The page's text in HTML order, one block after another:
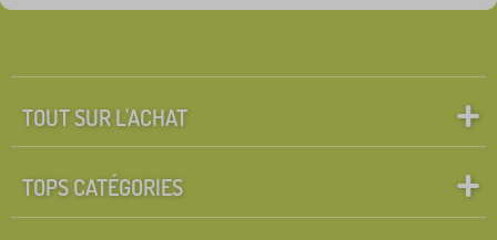
TOUT SUR L'ACHAT
TOPS CATÉGORIES